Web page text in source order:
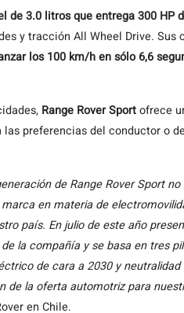
de 3.0 litros que entrega 300 HP
y tracción All Wheel Drive.
los 100 km/h en sólo 6,6
Range Rover Sportofrece
las preferencias del conductor o
de Range Rover Sport
en materia de
país. En julio de este año
la compañía y se basa en tres
de cara a 2030 y
de la oferta automotriz para
en Chile.